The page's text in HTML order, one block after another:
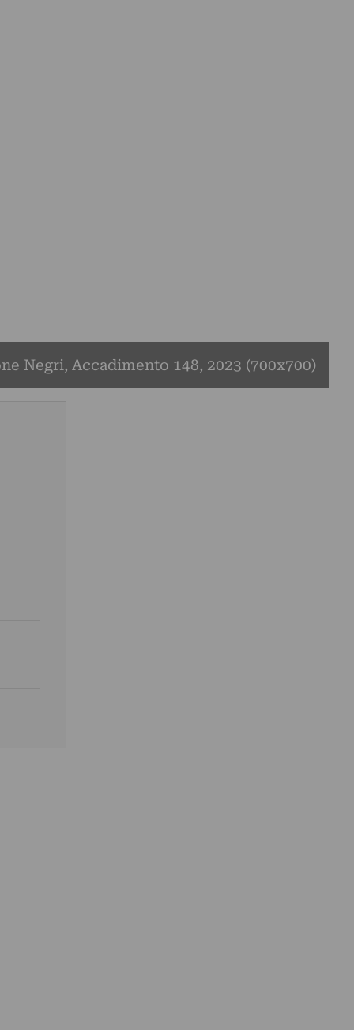
Negri, Accadimento 148, 2023 (700x700)